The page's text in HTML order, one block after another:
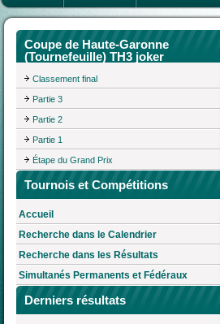
Coupe de Haute-Garonne
(Tournefeuille) TH3 joker
Classement final
Partie 3
Partie 2
Partie 1
Étape du Grand Prix
Tournois et Compétitions
Accueil
Recherche dans le Calendrier
Recherche dans les Résultats
Simultanés Permanents et Fédéraux
Derniers résultats